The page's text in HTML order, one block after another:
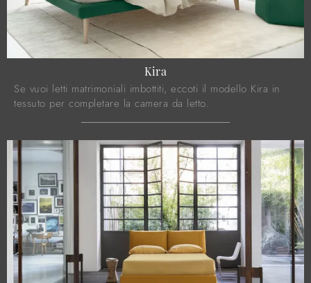
Kira
Se vuoi letti matrimoniali imbottiti, eccoti il modello Kira in
tessuto per completare la camera da letto.